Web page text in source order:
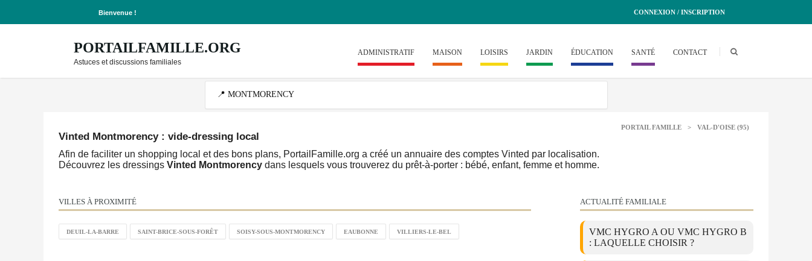
Bienvenue ! CONNEXION / INSCRIPTION
PORTAILFAMILLE.ORG
Astuces et discussions familiales
ADMINISTRATIF MAISON LOISIRS JARDIN ÉDUCATION SANTÉ CONTACT
PORTAIL FAMILLE > VAL-D'OISE (95)
Vinted Montmorency : vide-dressing local
Afin de faciliter un shopping local et des bons plans, PortailFamille.org a créé un annuaire des comptes Vinted par localisation.
Découvrez les dressings Vinted Montmorency dans lesquels vous trouverez du prêt-à-porter : bébé, enfant, femme et homme.
VILLES À PROXIMITÉ
DEUIL-LA-BARRE SAINT-BRICE-SOUS-FORÊT SOISY-SOUS-MONTMORENCY EAUBONNE VILLIERS-LE-BEL
ACTUALITÉ FAMILIALE
VMC HYGRO A OU VMC HYGRO B
: LAQUELLE CHOISIR ?